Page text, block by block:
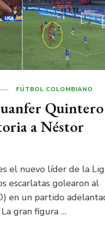
FÚTBOL COLOMBIANO
Quintero
a Néstor
el nuevo líder de la
escarlatas golearon al
en un partido
gran figura …